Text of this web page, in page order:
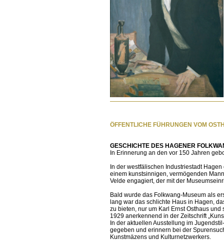
ÖFFENTLICHE FÜHRUNGEN VOM
GESCHICHTE DES HAGENER
In Erinnerung an den vor 150 Jahren
In der westfälischen Industriestadt
einem kunstsinnigen, vermögenden
Velde engagiert, der mit der
Bald wurde das Folkwang-Museum als
lang war das schlichte Haus in Hagen,
zu bieten, nur um Karl Ernst Osthaus
1929 anerkennend in der Zeitschrift
In der aktuellen Ausstellung im
gegeben und erinnern bei der
Kunstmäzens und Kulturnetzwerkers.